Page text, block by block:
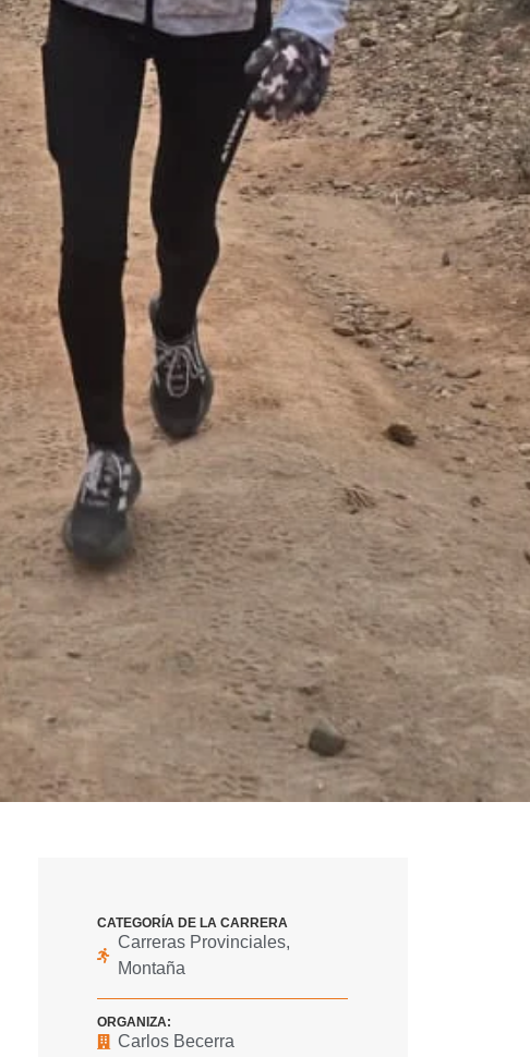
CATEGORÍA DE LA CARRERA
Carreras Provinciales,
Montaña
ORGANIZA:
Carlos Becerra